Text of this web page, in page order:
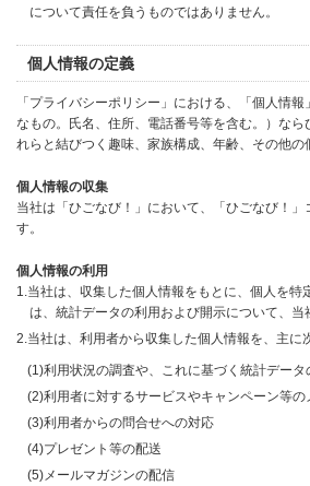
について責任を負うものではありません。
個人情報の定義
「プライバシーポリシー」における、「個人情
なもの。氏名、住所、電話番号等を含む。）な
れらと結びつく趣味、家族構成、年齢、その他の
個人情報の収集
当社は「ひごなび！」において、「ひごなび！
す。
個人情報の利用
1.当社は、収集した個人情報をもとに、個人を
は、統計データの利用および開示について、
2.当社は、利用者から収集した個人情報を、主に
(1)利用状況の調査や、これに基づく統計デー
(2)利用者に対するサービスやキャンペーン等
(3)利用者からの問合せへの対応
(4)プレゼント等の配送
(5)メールマガジンの配信